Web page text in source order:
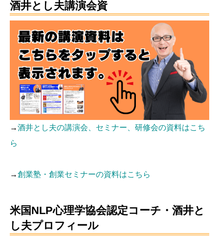
酒井とし夫講演会資
→酒井とし夫の講演会、セミナー、研修会の資料はこち
ら
→創業塾・創業セミナーの資料はこちら
米国NLP心理学協会認定コーチ・酒井と
し夫プロフィール